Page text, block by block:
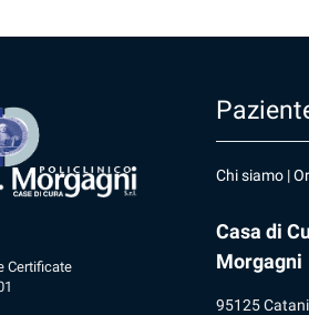
Certificate
Chi siamo|
Casa di
Morgagni
95125